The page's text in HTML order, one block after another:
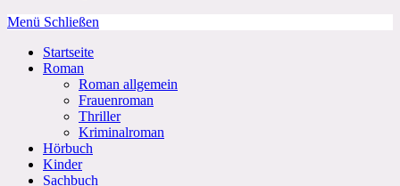
Menü Schließen
Startseite
Roman
Roman allgemein
Frauenroman
Thriller
Kriminalroman
Hörbuch
Kinder
Sachbuch